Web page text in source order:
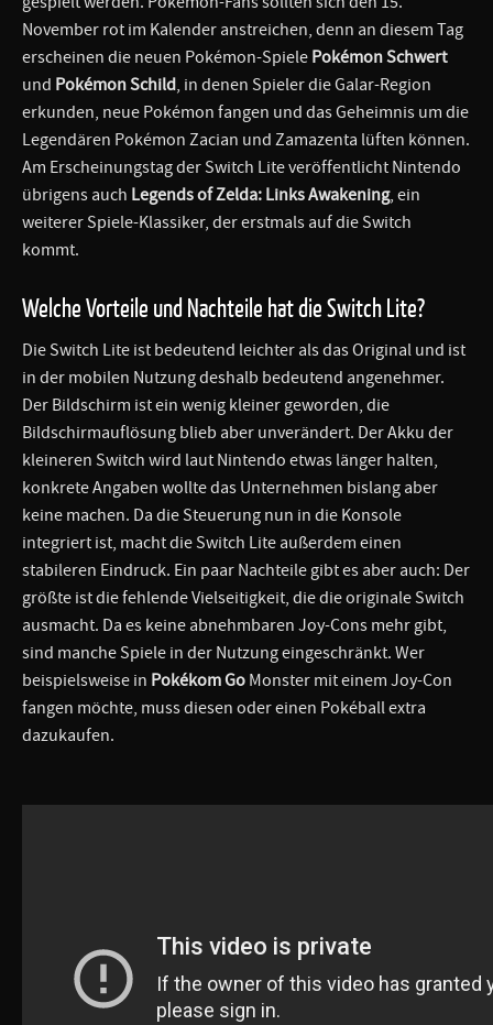
November rot im Kalender anstreichen, denn an diesem Tag
erscheinen die neuen Pokémon-Spiele Pokémon Schwert
und Pokémon Schild, in denen Spieler die Galar-Region
erkunden, neue Pokémon fangen und das Geheimnis um die
Legendären Pokémon Zacian und Zamazenta lüften können.
Am Erscheinungstag der Switch Lite veröffentlicht Nintendo
übrigens auch Legends of Zelda: Links Awakening, ein
weiterer Spiele-Klassiker, der erstmals auf die Switch
kommt.
Welche Vorteile und Nachteile hat die Switch Lite?
Die Switch Lite ist bedeutend leichter als das Original und ist
in der mobilen Nutzung deshalb bedeutend angenehmer.
Der Bildschirm ist ein wenig kleiner geworden, die
Bildschirmauflösung blieb aber unverändert. Der Akku der
kleineren Switch wird laut Nintendo etwas länger halten,
konkrete Angaben wollte das Unternehmen bislang aber
keine machen. Da die Steuerung nun in die Konsole
integriert ist, macht die Switch Lite außerdem einen
stabileren Eindruck. Ein paar Nachteile gibt es aber auch: Der
größte ist die fehlende Vielseitigkeit, die die originale Switch
ausmacht. Da es keine abnehmbaren Joy-Cons mehr gibt,
sind manche Spiele in der Nutzung eingeschränkt. Wer
beispielsweise in Pokékom Go Monster mit einem Joy-Con
fangen möchte, muss diesen oder einen Pokéball extra
dazukaufen.